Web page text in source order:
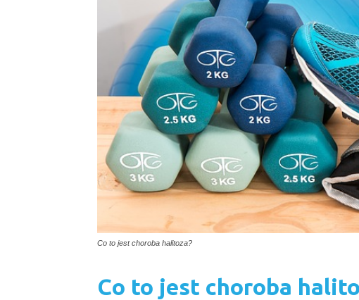
Co to jest choroba halitoza?
Co to jest choroba